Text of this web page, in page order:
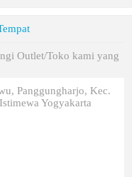
Outlet/Toko kami yang
Panggungharjo, Kec.
Yogyakarta